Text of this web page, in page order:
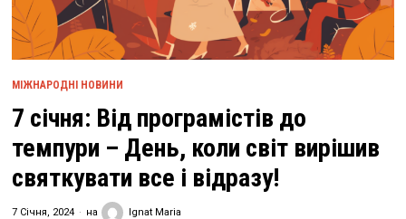
МІЖНАРОДНІ НОВИНИ
7 січня: Від програмістів до
темпури – День, коли світ вирішив
святкувати все і відразу!
7 Січня, 2024 на Ignat Maria